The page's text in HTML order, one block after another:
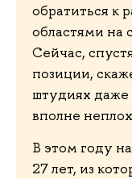
обратиться к
областями на
Сейчас,
позиции,
штудиях
вполне
В этом году
27 лет, из